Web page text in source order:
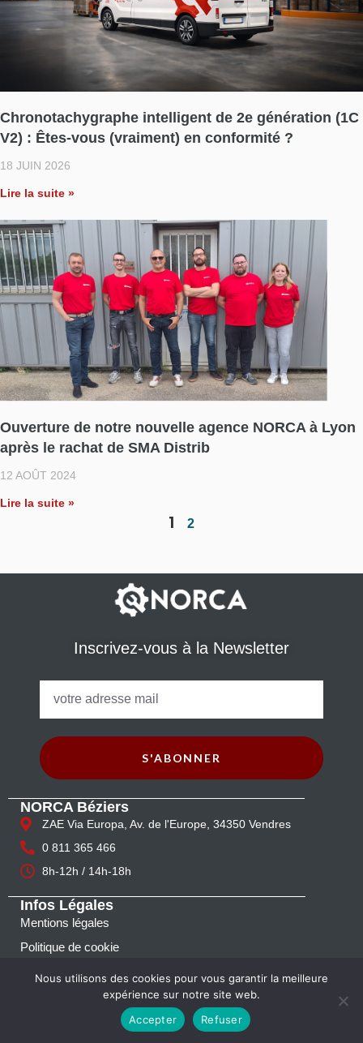
Chronotachygraphe intelligent de 2e génération (1C
V2) : Êtes-vous (vraiment) en conformité ?​
18 JUIN 2026
Lire la suite »
Ouverture de notre nouvelle agence NORCA à Lyon
après le rachat de SMA Distrib
12 AOÛT 2024
Lire la suite »
1 2
Inscrivez-vous à la Newsletter
S'ABONNER
NORCA Béziers
ZAE Via Europa, Av. de l'Europe, 34350 Vendres
0 811 365 466
8h-12h / 14h-18h
Infos Légales
Mentions légales
Politique de cookie
Nous contacter
Nous utilisons des cookies pour vous garantir la meilleure
expérience sur notre site web.
Accepter
Refuser